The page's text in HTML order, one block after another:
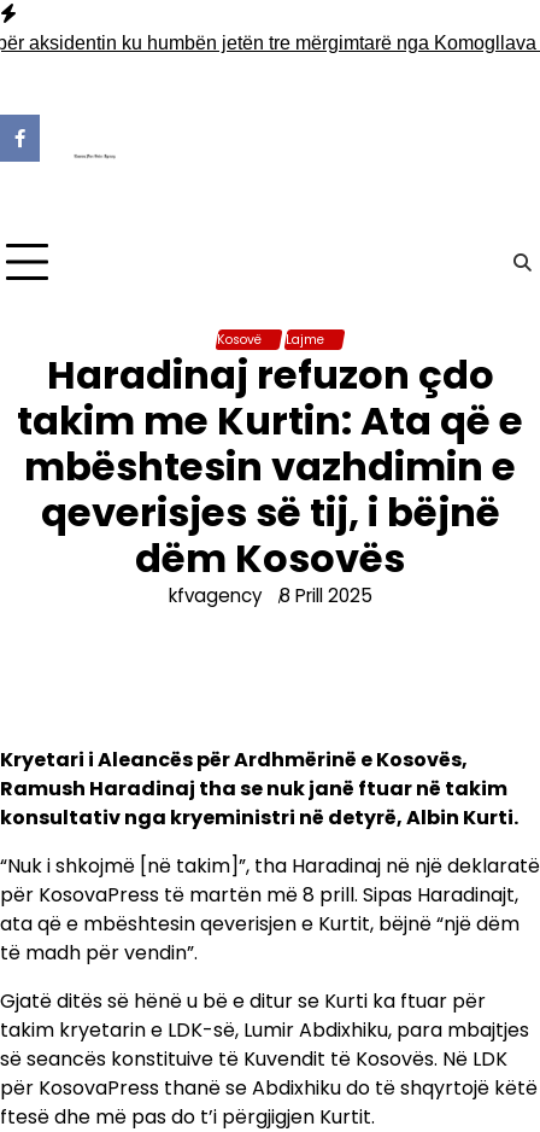
Skip
to
ku humbën jetën tre mërgimtarë nga Komogllava e
Kosovë Lajme
Haradinaj refuzon çdo
takim me Kurtin: Ata që e
mbështesin vazhdimin e
qeverisjes së tij, i bëjnë
dëm Kosovës
kfvagency 8 Prill 2025
Kryetari i Aleancës për Ardhmërinë e Kosovës,
Ramush Haradinaj tha se nuk janë ftuar në takim
konsultativ nga kryeministri në detyrë, Albin Kurti.
“Nuk i shkojmë [në takim]”, tha Haradinaj në një deklaratë
për KosovaPress të martën më 8 prill. Sipas Haradinajt,
ata që e mbështesin qeverisjen e Kurtit, bëjnë “një dëm
të madh për vendin”.
Gjatë ditës së hënë u bë e ditur se Kurti ka ftuar për
takim kryetarin e LDK-së, Lumir Abdixhiku, para mbajtjes
së seancës konstituive të Kuvendit të Kosovës. Në LDK
për KosovaPress thanë se Abdixhiku do të shqyrtojë këtë
ftesë dhe më pas do t’i përgjigjen Kurtit.